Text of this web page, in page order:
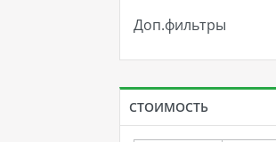
Доп.фильтры
СТОИМОСТЬ